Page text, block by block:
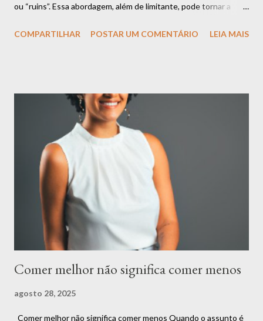
ou “ruins”. Essa abordagem, além de limitante, pode tornar a
que uma alimentação equilibrada vai muito além dessas
podem ter espaço na sua rotina. Há o momento de apreciar uma
refeição rica em nutrientes, como uma salada colorida e cheia de
sabor. E também há o momento de saborear aquele doce que
você tanto gosta ou um prato especial que traz conforto e boas
memórias. Esses momentos não só são normais, mas também
essenciais para uma relação leve com a comida. O segredo não
está em criar proibições, mas em encontrar o equilíbrio.
Alimentar-se bem é sobre compreender que ...
COMPARTILHAR POSTAR UM COMENTÁRIO LEIA MAIS
Comer melhor não significa comer menos
agosto 28, 2025
Comer melhor não significa comer menos Quando o assunto é